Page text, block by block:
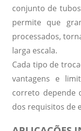
conjunto de
permite que
processados,
larga escala.
Cada tipo de
vantagens e
correto depende
dos requisitos de